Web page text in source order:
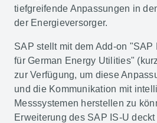
tiefgreifende Anpassungen in
der Energieversorger.
SAP stellt mit dem Add-on "SAP
für German Energy Utilities"
zur Verfügung, um diese
und die Kommunikation mit
Messsystemen herstellen zu
Erweiterung des SAP IS-U